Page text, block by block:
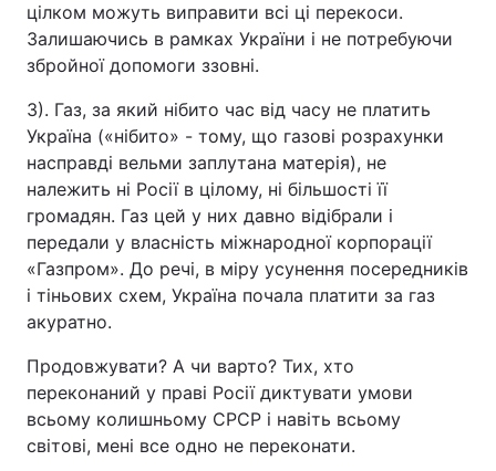
цілком можуть виправити всі ці перекоси.
Залишаючись в рамках України і не потребуючи
збройної допомоги ззовні.
3). Газ, за який нібито час від часу не платить
Україна («нібито» - тому, що газові розрахунки
насправді вельми заплутана матерія), не
належить ні Росії в цілому, ні більшості її
громадян. Газ цей у них давно відібрали і
передали у власність міжнародної корпорації
«Газпром». До речі, в міру усунення посередників
і тіньових схем, Україна почала платити за газ
акуратно.
Продовжувати? А чи варто? Тих, хто
переконаний у праві Росії диктувати умови
всьому колишньому СРСР і навіть всьому
світові, мені все одно не переконати.